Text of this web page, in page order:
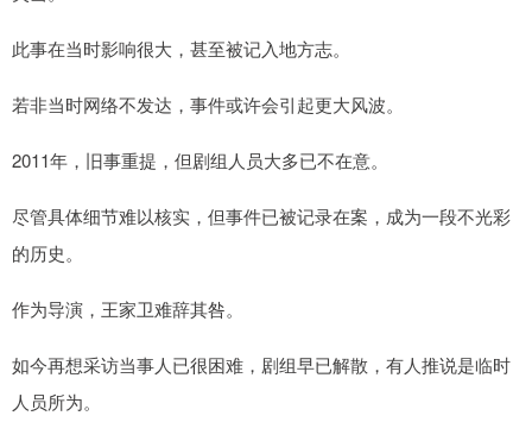
此事在当时影响很大，甚至被记入地方志。
若非当时网络不发达，事件或许会引起更大风波。
2011年，旧事重提，但剧组人员大多已不在意。
尽管具体细节难以核实，但事件已被记录在案，成为一段不光彩
的历史。
作为导演，王家卫难辞其咎。
如今再想采访当事人已很困难，剧组早已解散，有人推说是临时
人员所为。